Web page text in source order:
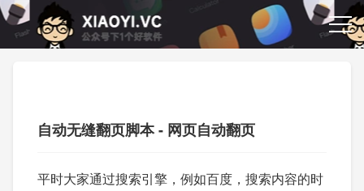
自动无缝翻页脚本 - 网页自动翻页
平时大家通过搜索引擎，例如百度，搜索内容的时